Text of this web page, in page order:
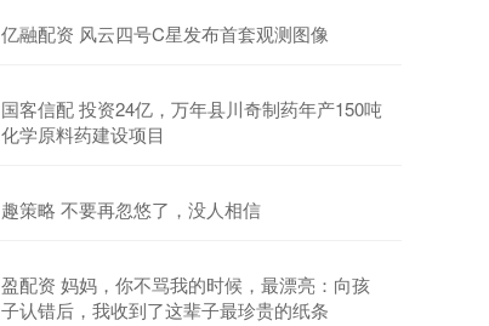
亿融配资 风云四号C星发布首套观测图像
国客信配 投资24亿，万年县川奇制药年产150吨
化学原料药建设项目
趣策略 不要再忽悠了，没人相信
盈配资 妈妈，你不骂我的时候，最漂亮：向孩
子认错后，我收到了这辈子最珍贵的纸条